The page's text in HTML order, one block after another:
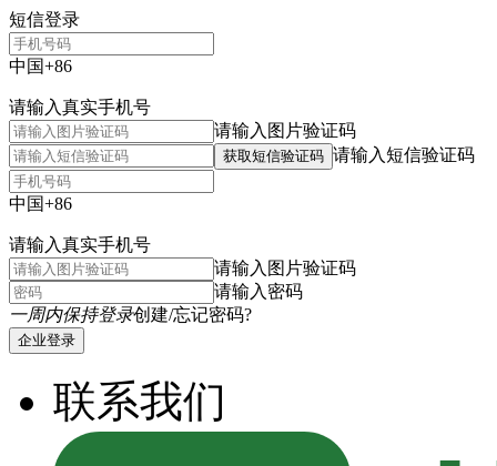
短信登录
中国+86
请输入真实手机号
请输入图片验证码
获取短信验证码 请输入短信验证码
中国+86
请输入真实手机号
请输入图片验证码
请输入密码
一周内保持登录创建/忘记密码?
企业登录
联系我们